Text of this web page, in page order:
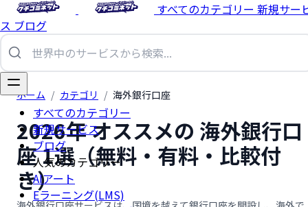
すべてのカテゴリー 新規サー
ス ブログ
すべてのカテゴリー
新規サービス
ブログ
人気のカテゴリー
AIアート
Eラーニング(LMS)
ホーム / カテゴリ / 海外銀行口座
2026年 オススメの 海外銀行口
座 1選（無料・有料・比較付
き）